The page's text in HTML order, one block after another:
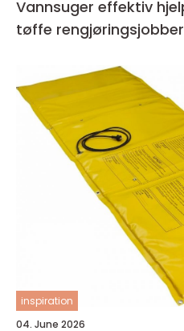
Vannsuger effektiv hjelp ved vannskader og
tøffe rengjøringsjobber
inspiration
04. June 2026